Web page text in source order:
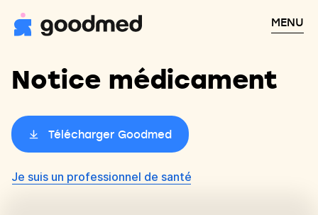
MENU
Notice médicament
Télécharger Goodmed
Je suis un professionnel de santé